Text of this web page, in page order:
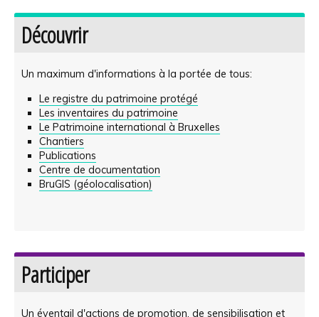
Découvrir
Un maximum d'informations à la portée de tous:
Le registre du patrimoine protégé
Les inventaires du patrimoine
Le Patrimoine international à Bruxelles
Chantiers
Publications
Centre de documentation
BruGIS (géolocalisation)
Participer
Un éventail d'actions de promotion, de sensibilisation et